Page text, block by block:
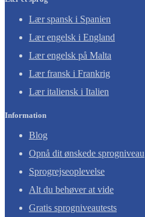
Lær spansk i Spanien
Lær engelsk i England
Lær engelsk på Malta
Lær fransk i Frankrig
Lær italiensk i Italien
Information
Blog
Opnå dit ønskede sprogniveau
Sprogrejseoplevelse
Alt du behøver at vide
Gratis sprogniveautests